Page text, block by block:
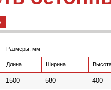
Размеры, мм
Длина Ширина
1500 580 400